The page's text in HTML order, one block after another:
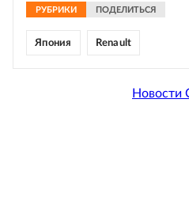
РУБРИКИ ПОДЕЛИТЬСЯ
Япония Renault